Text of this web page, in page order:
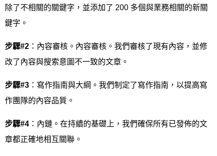
除了不相關的關鍵字，並添加了 200 多個與業務相關的新關
鍵字。
步驟#2 ：內容審核。內容審核。我們審核了現有內容，並修
改了內容與搜索意圖不一致的文章。
步驟#3 ：寫作指南與大綱。我們制定了寫作指南，以提高寫
作團隊的內容品質。
步驟#4 ：內鏈。在持續的基礎上，我們確保所有已發佈的文
章都正確地相互關聯。